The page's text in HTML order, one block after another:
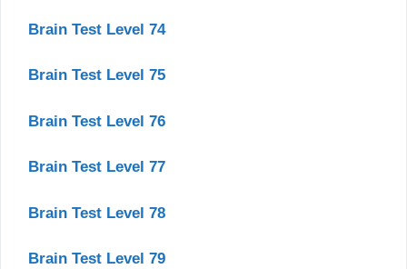
Brain Test Level 74
Brain Test Level 75
Brain Test Level 76
Brain Test Level 77
Brain Test Level 78
Brain Test Level 79